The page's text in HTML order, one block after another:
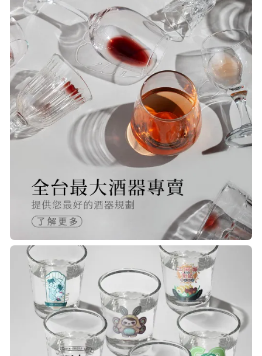
S***
20/Nov/2025 10:10 am
很快就收到商品了，出貨速度相當
快，下單後很快就出貨了，商品包裝
完整，價錢也相當的不錯，值得推薦
R***
21/Nov/2025 05:25 pm
已經回購無數次，賣家態度良好，有
問必答，包裝完整，商品也非常的
棒！